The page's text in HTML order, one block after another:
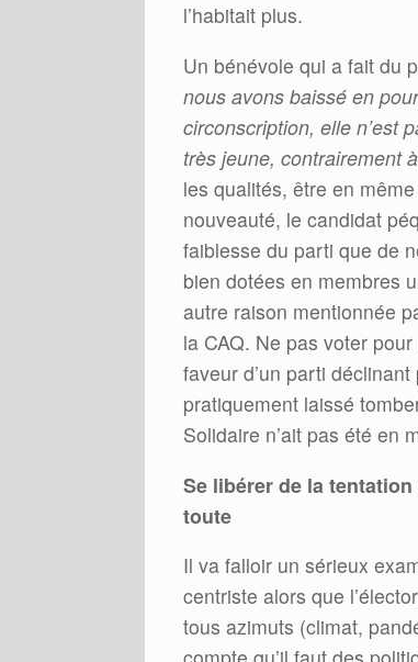
l’habitait plus.
Un bénévole qui a fait du
nous avons baissé en
circonscription, elle n’est
très jeune, contrairement
les qualités, être en
nouveauté, le candidat
faiblesse du parti que de
bien dotées en membres
autre raison mentionnée
la CAQ. Ne pas voter
faveur d’un parti
pratiquement laissé
Solidaire n’ait pas été en
Se libérer de la
toute
Il va falloir un sérieux
centriste alors que
tous azimuts (climat,